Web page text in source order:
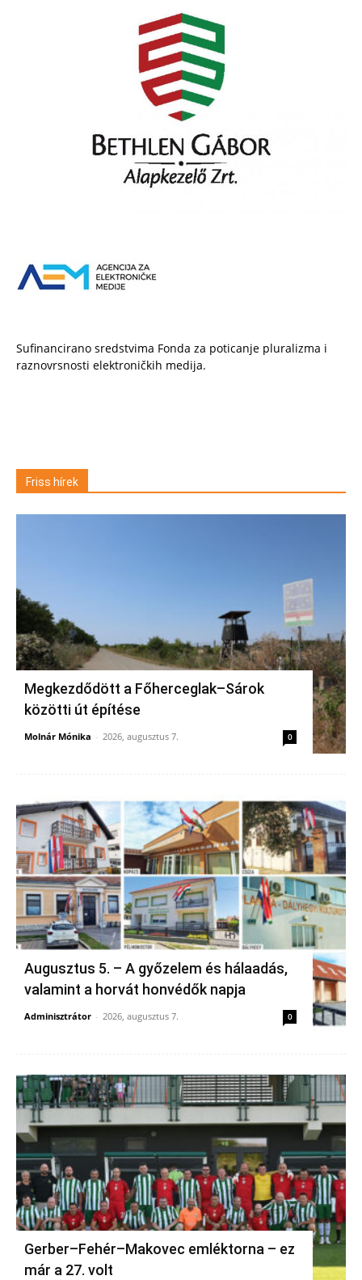
Sufinancirano sredstvima Fonda za poticanje pluralizma i
raznovrsnosti elektroničkih medija.
Friss hírek
Megkezdődött a Főherceglak–Sárok
közötti út építése
Molnár Mónika - 2026, augusztus 7. 0
Augusztus 5. – A győzelem és hálaadás,
valamint a horvát honvédők napja
Adminisztrátor - 2026, augusztus 7. 0
Gerber–Fehér–Makovec emléktorna – ez
már a 27. volt